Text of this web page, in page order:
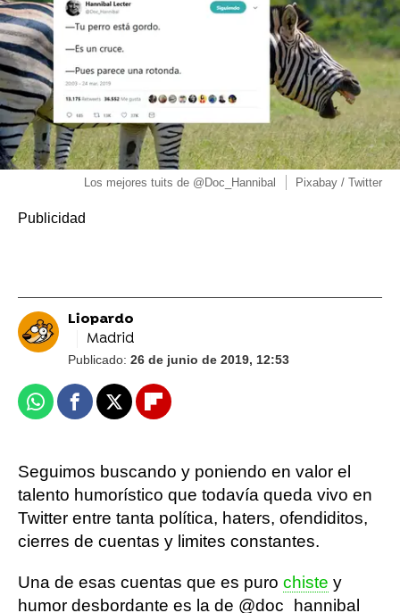
Los mejores tuits de @Doc_Hannibal Pixabay / Twitter
Liopardo
Madrid
Publicado: 26 de junio de 2019, 12:53
WhatsappFacebook
X Flipboard
Seguimos buscando y poniendo en valor el
talento humorístico que todavía queda vivo en
Twitter entre tanta política, haters, ofendiditos,
cierres de cuentas y limites constantes.
Una de esas cuentas que es puro chiste y
humor desbordante es la de @doc_hannibal